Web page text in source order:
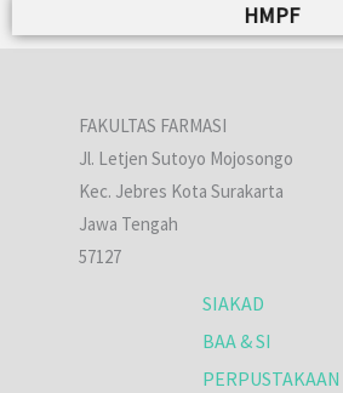
HMPF
FAKULTAS FARMASI
Jl. Letjen Sutoyo Mojosongo
Kec. Jebres Kota Surakarta
Jawa Tengah
57127
SIAKAD
BAA & SI
PERPUSTAKAAN